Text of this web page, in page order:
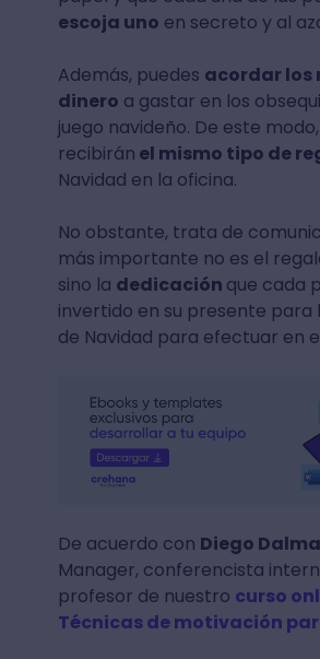
escoja uno en secreto y al
Además, puedes acordar los
dinero a gastar en los
juego navideño. De este
recibirán el mismo tipo de
Navidad en la oficina.
No obstante, trata de
más importante no es el
sino la dedicación que cada
invertido en su presente para
de Navidad para efectuar en
De acuerdo con Diego
Manager, conferencista
profesor de nuestro curso
Técnicas de motivación